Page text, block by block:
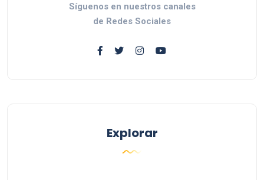
Síguenos en nuestros canales
de Redes Sociales
Explorar